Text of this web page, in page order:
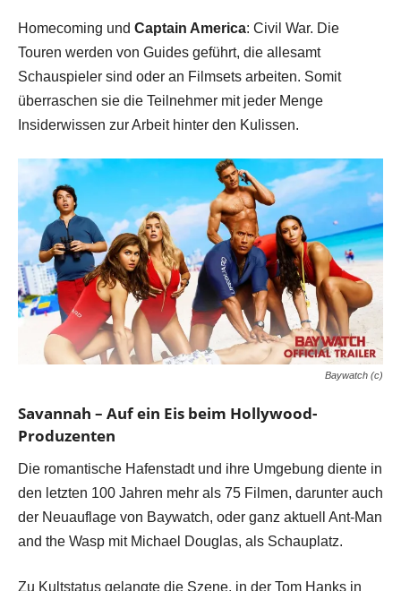
Homecoming und Captain America: Civil War. Die
Touren werden von Guides geführt, die allesamt
Schauspieler sind oder an Filmsets arbeiten. Somit
überraschen sie die Teilnehmer mit jeder Menge
Insiderwissen zur Arbeit hinter den Kulissen.
Baywatch (c)
Savannah – Auf ein Eis beim Hollywood-
Produzenten
Die romantische Hafenstadt und ihre Umgebung diente in
den letzten 100 Jahren mehr als 75 Filmen, darunter auch
der Neuauflage von Baywatch, oder ganz aktuell Ant-Man
and the Wasp mit Michael Douglas, als Schauplatz.
Zu Kultstatus gelangte die Szene, in der Tom Hanks in